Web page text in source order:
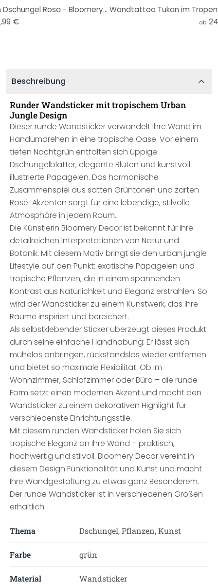
Wandtattoo Tropenblätter im Dschungel Rosa - Bloomery Decor - Rund
€
Wandtattoo Tukan im
ab
Beschreibung
Runder Wandsticker mit tropischem Urban
Jungle Design
Dieser runde Wandsticker verwandelt Ihre Wand im
Handumdrehen in eine tropische Oase. Vor einem
tiefen Nachtgrün entfalten sich üppige
Dschungelblätter, elegante Blüten und kunstvoll
illustrierte Papageien. Das harmonische
Zusammenspiel aus satten Grüntönen und zarten
Rosé-Akzenten sorgt für eine lebendige, stilvolle
Atmosphäre in jedem Raum.
Die Künstlerin Bloomery Decor ist bekannt für ihre
detailreichen Interpretationen von Natur und
Botanik. Mit diesem Motiv bringt sie den urban jungle
Lifestyle auf den Punkt: exotische Papageien und
tropische Pflanzen, die in einem spannenden
Kontrast aus Natürlichkeit und Eleganz erstrahlen. So
wird der Wandsticker zu einem Kunstwerk, das Ihre
Räume inspiriert und bereichert.
Als selbstklebender Sticker überzeugt dieses Produkt
durch seine einfache Handhabung: Er lässt sich
mühelos anbringen, rückstandslos wieder entfernen
und bietet so maximale Flexibilität. Ob im
Wohnzimmer, Schlafzimmer oder Büro – die runde
Form setzt einen modernen Akzent und macht den
Wandsticker zu einem dekorativen Highlight für
verschiedenste Einrichtungsstile.
Mit diesem runden Wandsticker holen Sie sich
tropische Eleganz an Ihre Wand – praktisch,
hochwertig und stilvoll. Bloomery Decor vereint in
diesem Design Funktionalität und Kunst und macht
Ihre Wandgestaltung zu etwas ganz Besonderem.
Der runde Wandsticker ist in verschiedenen Größen
erhältlich.
Thema Dschungel, Pflanzen, Kunst
Farbe grün
Material Wandsticker